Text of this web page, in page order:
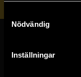
Nödvändig
Inställningar
Butiker &